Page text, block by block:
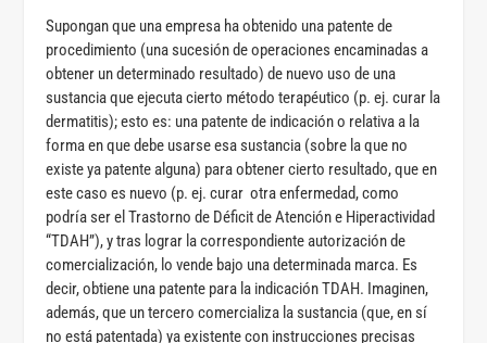
Supongan que una empresa ha obtenido una patente de
procedimiento (una sucesión de operaciones encaminadas a
obtener un determinado resultado) de nuevo uso de una
sustancia que ejecuta cierto método terapéutico (p. ej. curar la
dermatitis); esto es: una patente de indicación o relativa a la
forma en que debe usarse esa sustancia (sobre la que no
existe ya patente alguna) para obtener cierto resultado, que en
este caso es nuevo (p. ej. curar otra enfermedad, como
podría ser el Trastorno de Déficit de Atención e Hiperactividad
“TDAH”), y tras lograr la correspondiente autorización de
comercialización, lo vende bajo una determinada marca. Es
decir, obtiene una patente para la indicación TDAH. Imaginen,
además, que un tercero comercializa la sustancia (que, en sí
no está patentada) ya existente con instrucciones precisas